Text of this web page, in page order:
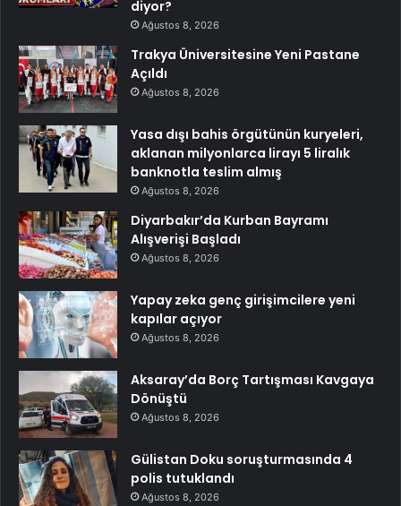
diyor?
Ağustos 8, 2026
Trakya Üniversitesine Yeni Pastane
Açıldı
Ağustos 8, 2026
Yasa dışı bahis örgütünün kuryeleri,
aklanan milyonlarca lirayı 5 liralık
banknotla teslim almış
Ağustos 8, 2026
Diyarbakır’da Kurban Bayramı
Alışverişi Başladı
Ağustos 8, 2026
Yapay zeka genç girişimcilere yeni
kapılar açıyor
Ağustos 8, 2026
Aksaray’da Borç Tartışması Kavgaya
Dönüştü
Ağustos 8, 2026
Gülistan Doku soruşturmasında 4
polis tutuklandı
Ağustos 8, 2026